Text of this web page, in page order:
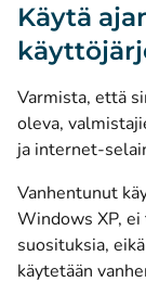
Käytä
Varmista, että
oleva,
ja internet-
Vanhentunut
Windows XP,
suosituksia,
käytetään